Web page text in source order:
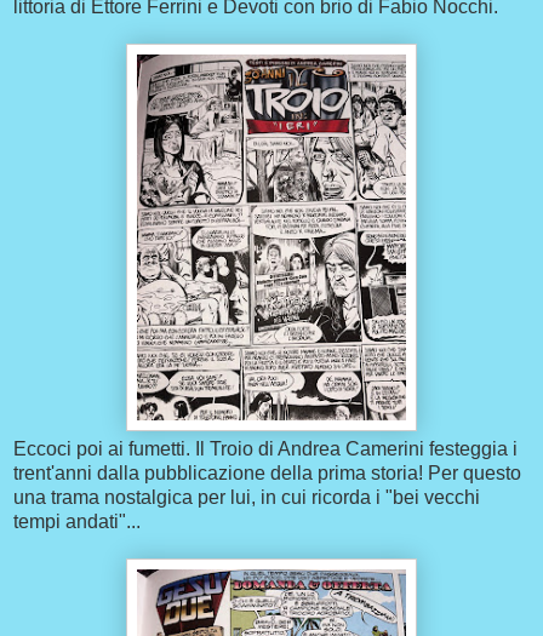
littoria di Ettore Ferrini e Devoti con brio di Fabio Nocchi.
Eccoci poi ai fumetti. Il Troio di Andrea Camerini festeggia i
trent'anni dalla pubblicazione della prima storia! Per questo
una trama nostalgica per lui, in cui ricorda i "bei vecchi
tempi andati"...